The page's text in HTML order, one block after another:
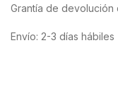
Grantía de devolución
Envío: 2-3 días hábiles